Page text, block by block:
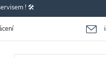
! 🛠️
- výměna zboží